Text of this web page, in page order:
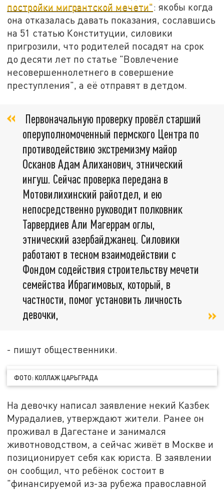
постройки мигрантской мечети": якобы когда
она отказалась давать показания, сославшись
на 51 статью Конституции, силовики
пригрозили, что родителей посадят на срок
до десяти лет по статье "Вовлечение
несовершеннолетнего в совершение
преступления", а её отправят в детдом.
Первоначальную проверку провёл старший
оперуполномоченный пермского Центра по
противодействию экстремизму майор
Осканов Адам Алиханович, этнический
ингуш. Сейчас проверка передана в
Мотовилихинский райотдел, и ею
непосредственно руководит полковник
Тарвердиев Али Магеррам оглы,
этнический азербайджанец. Силовики
работают в тесном взаимодействии с
Фондом содействия строительству мечети
семейства Ибрагимовых, который, в
частности, помог установить личность
девочки,
- пишут общественники.
ФОТО: КОЛЛАЖ ЦАРЬГРАДА
На девочку написал заявление некий Казбек
Мурадалиев, утверждают жители. Ранее он
проживал в Дагестане и занимался
животноводством, а сейчас живёт в Москве и
позиционирует себя как юриста. В заявлении
он сообщил, что ребёнок состоит в
"финансируемой из-за рубежа православной